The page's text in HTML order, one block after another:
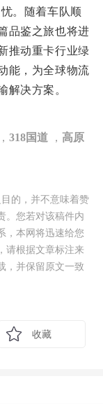
。随着车队顺
品鉴之旅也将进
推动重卡行业绿
能，为全球物流
决方案。
， 318国道 ， 高原
的，并不意味着赞
。您若对该稿件内
，本网将迅速给您
请根据文章标注来
，并保留原文一致
收藏